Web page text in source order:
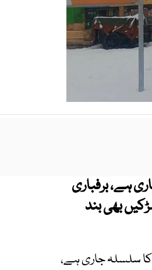
ہے، برفباری
بھی بند
کا سلسلہ جاری ہے،